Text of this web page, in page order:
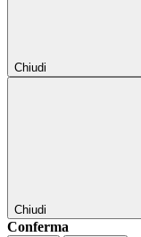
Chiudi
Chiudi
Conferma